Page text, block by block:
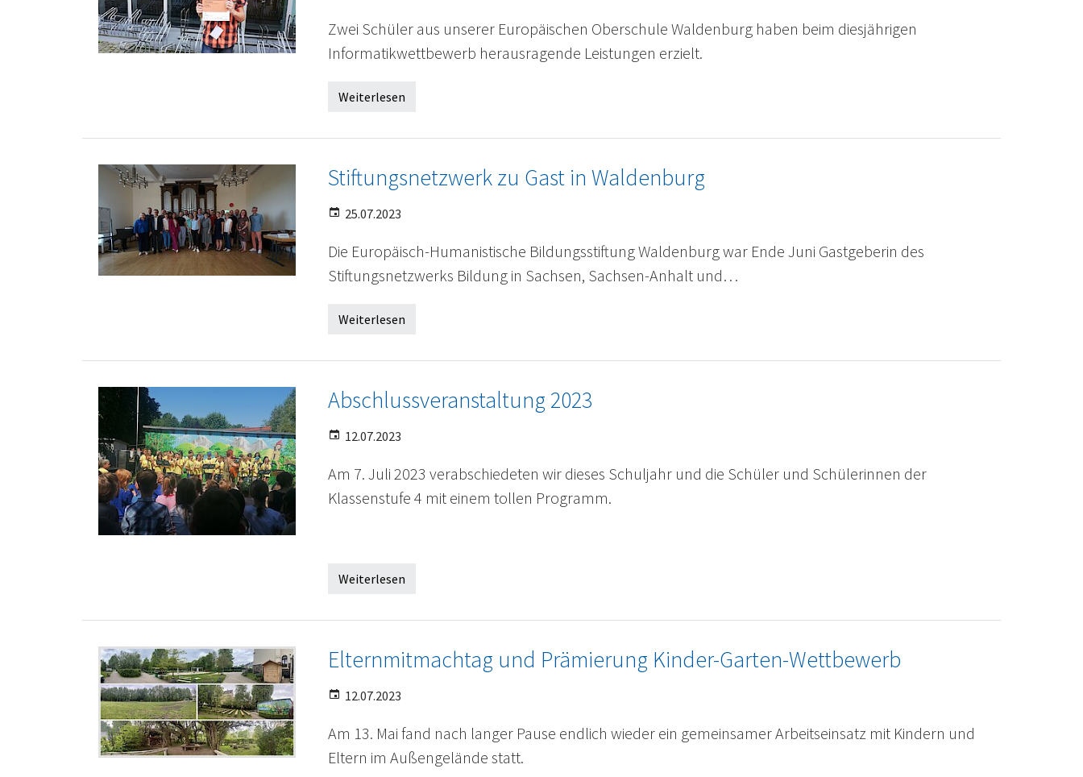
Zwei Schüler aus unserer Europäischen Oberschule Waldenburg haben beim diesjährigen
Informatikwettbewerb herausragende Leistungen erzielt.
Weiterlesen
Stiftungsnetzwerk zu Gast in Waldenburg
25.07.2023
Die Europäisch-Humanistische Bildungsstiftung Waldenburg war Ende Juni Gastgeberin des
Stiftungsnetzwerks Bildung in Sachsen, Sachsen-Anhalt und…
Weiterlesen
Abschlussveranstaltung 2023
12.07.2023
Am 7. Juli 2023 verabschiedeten wir dieses Schuljahr und die Schüler und Schülerinnen der
Klassenstufe 4 mit einem tollen Programm.
Weiterlesen
Elternmitmachtag und Prämierung Kinder-Garten-Wettbewerb
12.07.2023
Am 13. Mai fand nach langer Pause endlich wieder ein gemeinsamer Arbeitseinsatz mit Kindern und
Eltern im Außengelände statt.